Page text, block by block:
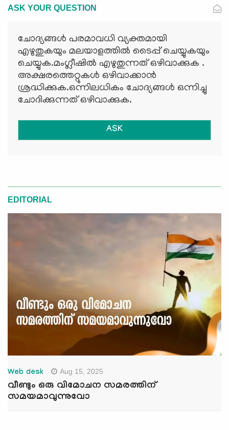
ASK YOUR QUESTION
ചോദ്യങ്ങള്‍ പരമാവധി വ്യക്തമായി
എഴുതുകയും മലയാളത്തില്‍ ടൈപ്പ് ചെയ്യുകയും
ചെയ്യുക.മംഗ്ലീഷില്‍ എഴുതുന്നത് ഒഴിവാക്കുക .
അക്ഷരത്തെറ്റുകള്‍ ഒഴിവാക്കാന്‍
ശ്രദ്ധിക്കുക.ഒന്നിലധികം ചോദ്യങ്ങള്‍ ഒന്നിച്ചു
ചോദിക്കുന്നത് ഒഴിവാക്കുക.
ASK
EDITORIAL
Web desk Aug 15, 2025
വീണ്ടും ഒരു വിമോചന സമരത്തിന്
സമയമാവുന്നുവോ